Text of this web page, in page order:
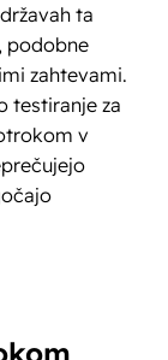
ta
podobne
zahtevami.
testiranje za
v